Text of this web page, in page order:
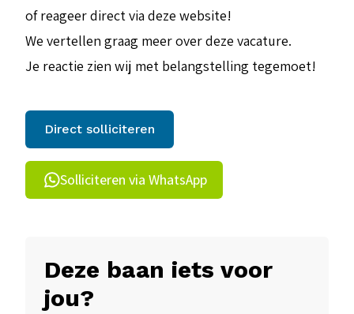
of reageer direct via deze website!
We vertellen graag meer over deze vacature.
Je reactie zien wij met belangstelling tegemoet!
Direct solliciteren
Solliciteren via WhatsApp
Deze baan iets voor
jou?